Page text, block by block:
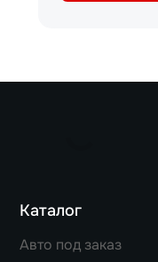
Каталог
Авто под заказ